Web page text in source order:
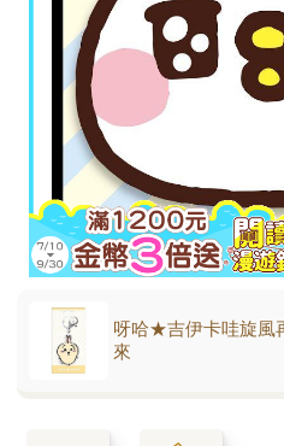
呀哈★吉伊卡哇旋風
來